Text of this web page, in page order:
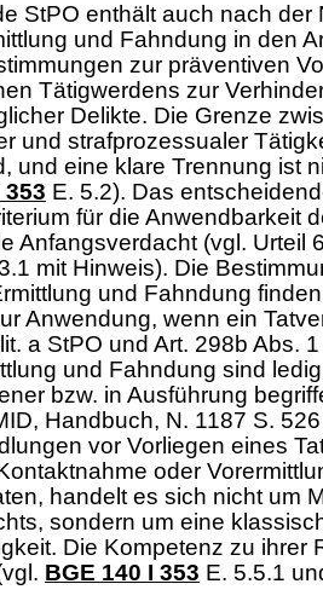
StPO enthält auch nach der
und Fahndung in den
zur präventiven
Tätigwerdens zur
Delikte. Die Grenze
und strafprozessualer
und eine klare Trennung ist
353 E. 5.2). Das
für die Anwendbarkeit
Anfangsverdacht (vgl. Urteil
mit Hinweis). Die
und Fahndung
Anwendung, wenn ein
a StPO und Art. 298b Abs.
und Fahndung sind
bzw. in Ausführung
Handbuch, N. 1187 S.
vor Vorliegen eines
oder
handelt es sich nicht um
sondern um eine
Die Kompetenz zu ihrer
BGE 140 I 353 E. 5.5.1